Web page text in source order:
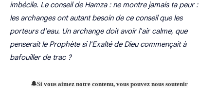
imbécile. Le conseil de Hamza : ne montre jamais ta peur :
les archanges ont autant besoin de ce conseil que les
porteurs d'eau. Un archange doit avoir l'air calme, que
penserait le Prophète si l'Exalté de Dieu commençait à
bafouiller de trac ?
🔔Si vous aimez notre contenu, vous pouvez nous soutenir